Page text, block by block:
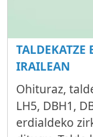
IRAILEAN
Ohituraz,
LH5, DBH1,
erdialdeko